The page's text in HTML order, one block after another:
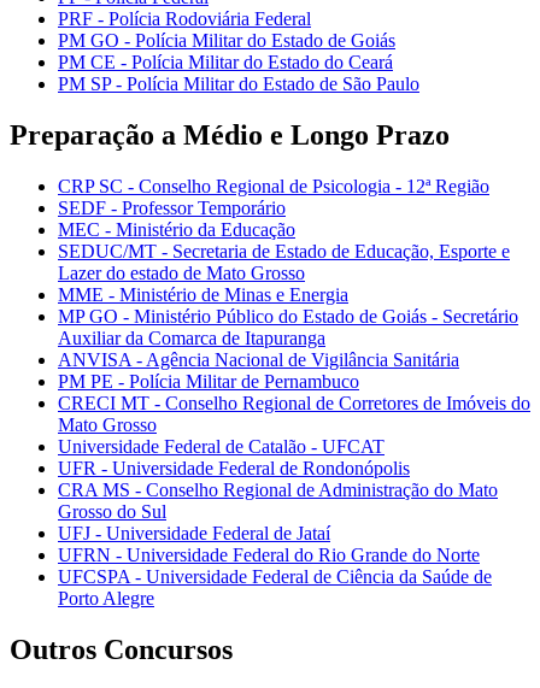
PRF - Polícia Rodoviária Federal
PM GO - Polícia Militar do Estado de Goiás
PM CE - Polícia Militar do Estado do Ceará
PM SP - Polícia Militar do Estado de São Paulo
Preparação a Médio e Longo Prazo
CRP SC - Conselho Regional de Psicologia - 12ª Região
SEDF - Professor Temporário
MEC - Ministério da Educação
SEDUC/MT - Secretaria de Estado de Educação, Esporte e
Lazer do estado de Mato Grosso
MME - Ministério de Minas e Energia
MP GO - Ministério Público do Estado de Goiás - Secretário
Auxiliar da Comarca de Itapuranga
ANVISA - Agência Nacional de Vigilância Sanitária
PM PE - Polícia Militar de Pernambuco
CRECI MT - Conselho Regional de Corretores de Imóveis do
Mato Grosso
Universidade Federal de Catalão - UFCAT
UFR - Universidade Federal de Rondonópolis
CRA MS - Conselho Regional de Administração do Mato
Grosso do Sul
UFJ - Universidade Federal de Jataí
UFRN - Universidade Federal do Rio Grande do Norte
UFCSPA - Universidade Federal de Ciência da Saúde de
Porto Alegre
Outros Concursos